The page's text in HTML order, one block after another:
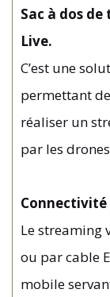
Sac à dos
Live.
C’est une
permettant
réaliser un
par les
Connectivité
Le streaming
ou par cable
mobile